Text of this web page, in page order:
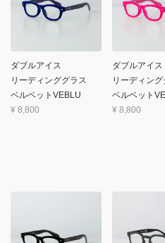
ダブルアイス
リーディンググラス
ベルベットVEBLU
¥ 8,800
ダブルアイス
リーディング
ベルベット
¥ 8,800